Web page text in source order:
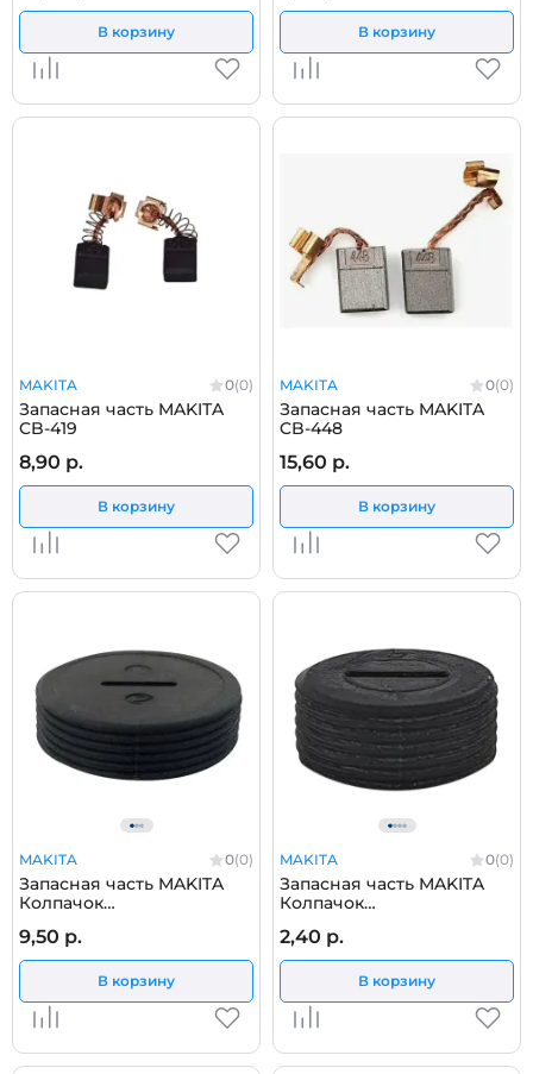
В корзину В корзину
MAKITA 0(0)
Запасная часть MAKITA
CB-419
8,90 р.
В корзину
MAKITA 0(0)
Запасная часть MAKITA
CB-448
15,60 р.
В корзину
MAKITA 0(0)
Запасная часть MAKITA
Колпачок
отрезной пилы Makita
2414B 643700-5
9,50 р.
В корзину
MAKITA 0(0)
Запасная часть MAKITA
Колпачок
перфоратора Makita
HR3000C 643750-0
2,40 р.
В корзину